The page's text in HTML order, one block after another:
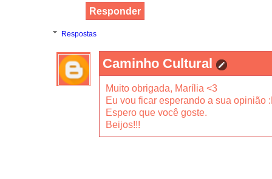
Responder
Respostas
Caminho Cultural
Muito obrigada, Marília <3
Eu vou ficar esperando a sua opinião
Espero que você goste.
Beijos!!!